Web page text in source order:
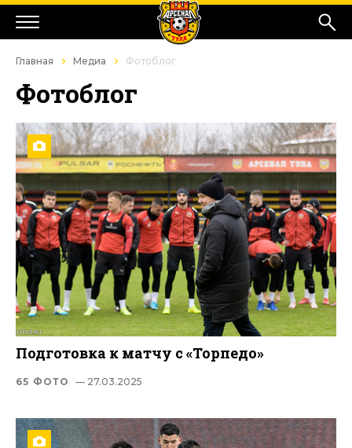
Главная Медиа Фотоблог
Фотоблог
Подготовка к матчу с «Торпедо»
65 ФОТО — 27.03.2025